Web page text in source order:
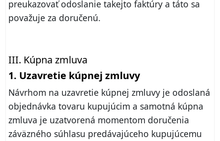
preukazovať odoslanie takejto faktúry a táto sa
považuje za doručenú.
III. Kúpna zmluva
1. Uzavretie kúpnej zmluvy
Návrhom na uzavretie kúpnej zmluvy je odoslaná
objednávka tovaru kupujúcim a samotná kúpna
zmluva je uzatvorená momentom doručenia
záväzného súhlasu predávajúceho kupujúcemu